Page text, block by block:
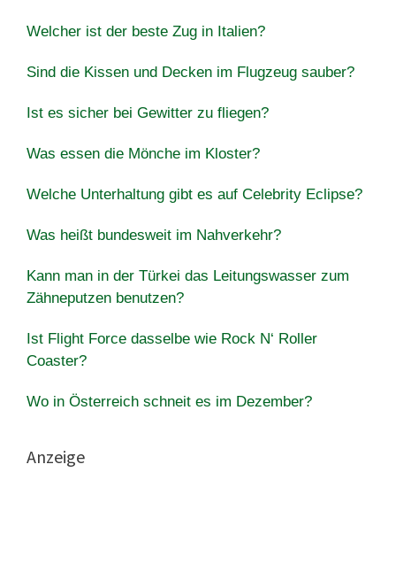
Welcher ist der beste Zug in Italien?
Sind die Kissen und Decken im Flugzeug sauber?
Ist es sicher bei Gewitter zu fliegen?
Was essen die Mönche im Kloster?
Welche Unterhaltung gibt es auf Celebrity Eclipse?
Was heißt bundesweit im Nahverkehr?
Kann man in der Türkei das Leitungswasser zum
Zähneputzen benutzen?
Ist Flight Force dasselbe wie Rock N‘ Roller
Coaster?
Wo in Österreich schneit es im Dezember?
Anzeige